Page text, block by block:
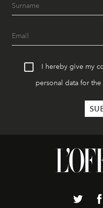
I hereby give my
personal data for